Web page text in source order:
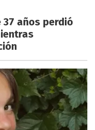
37 años perdió